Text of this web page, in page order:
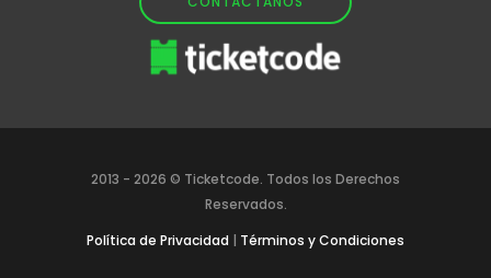
2013 - 2026 © Ticketcode. Todos los Derechos
Reservados.
Política de Privacidad | Términos y Condiciones